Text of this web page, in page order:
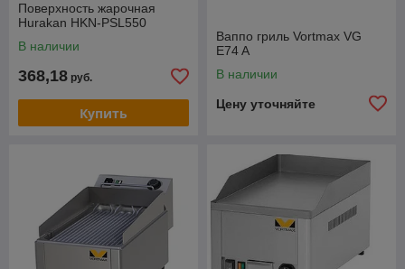
Поверхность жарочная
Hurakan HKN-PSL550
В наличии
368,18 руб.
Купить
Ваппо гриль Vortmax VG
E74 A
В наличии
Цену уточняйте